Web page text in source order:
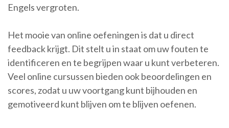
Engels vergroten.
Het mooie van online oefeningen is dat u direct
feedback krijgt. Dit stelt u in staat om uw fouten te
identificeren en te begrijpen waar u kunt verbeteren.
Veel online cursussen bieden ook beoordelingen en
scores, zodat u uw voortgang kunt bijhouden en
gemotiveerd kunt blijven om te blijven oefenen.